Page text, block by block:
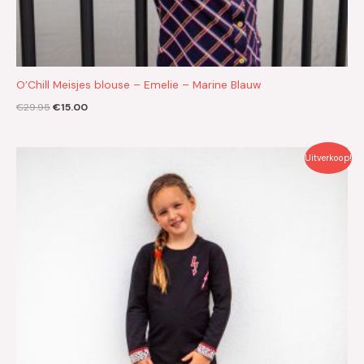
O’Chill Meisjes blouse – Emelie – Marine Blauw
€29.95€15.00
Uitverkoop!